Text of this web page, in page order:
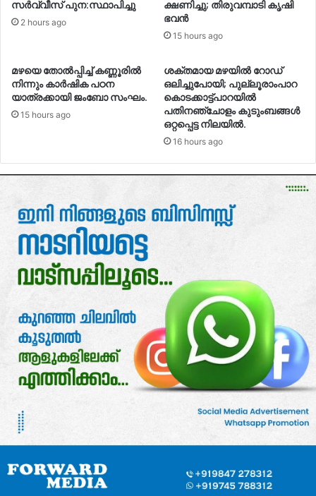
സർവ്വീസ് പുന:സ്ഥാപിച്ചു
2 hours ago
ക്ഷണിച്ചു; തിരുവമ്പാടി കൃഷി
ഭവൻ
15 hours ago
മഴയെ തോൽപ്പിച്ച് കണ്ണൂരിൽ
നിന്നും കാർഷിക പഠന
യാത്രക്കായി ജംബോ സംഘം.
15 hours ago
ശക്തമായ മഴയിൽ റോഡ്
ഒലിച്ചുപോയി; പുല്ലൂരാംപാറ
കൊടക്കാട്ട്പാറയിൽ
പതിനഞ്ചോളം കുടുംബങ്ങൾ
ഒറ്റപ്പെട്ട നിലയിൽ.
16 hours ago